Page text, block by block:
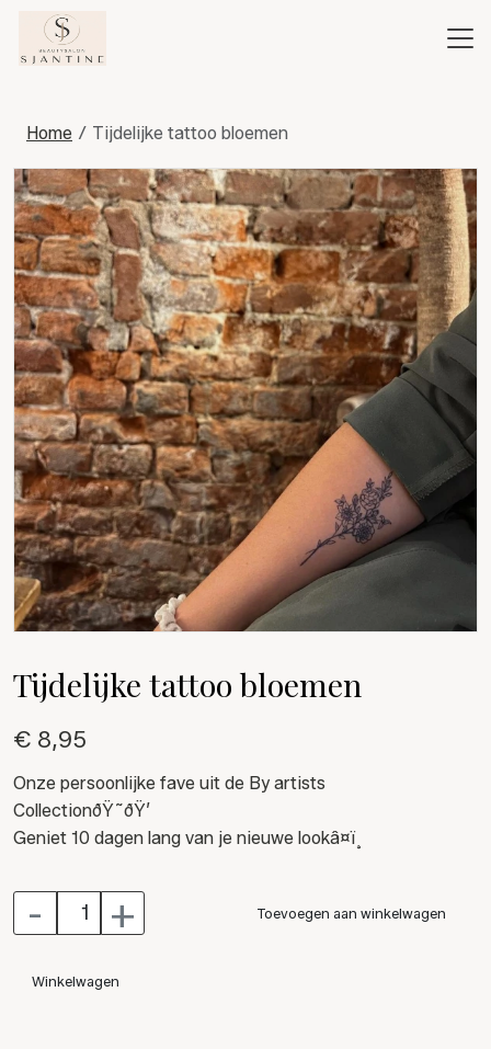
Home Tijdelijke tattoo bloemen
Tijdelijke tattoo bloemen
€ 8,95
Onze persoonlijke fave uit de By artists
CollectionðŸ˜ðŸ’
Geniet 10 dagen lang van je nieuwe lookâ¤ï¸
- + Toevoegen aan winkelwagen
Winkelwagen